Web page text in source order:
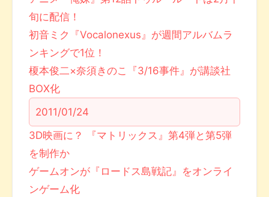
旬に配信！
初音ミク『Vocalonexus』が週間アルバムラ
ンキングで1位！
榎本俊二×奈須きのこ『3/16事件』が講談社
BOX化
2011/01/24
3D映画に？ 『マトリックス』第4弾と第5弾
を制作か
ゲームオンが『ロードス島戦記』をオンライ
ンゲーム化